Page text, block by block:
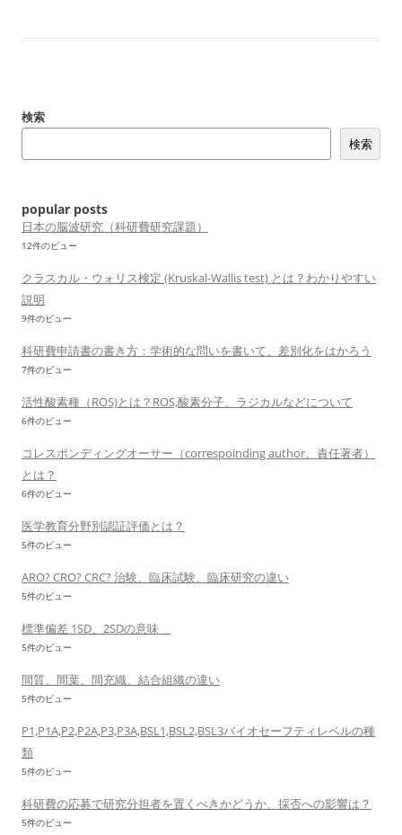
検索
検索
popular posts
日本の脳波研究（科研費研究課題）
12件のビュー
クラスカル・ウォリス検定 (Kruskal-Wallis test) とは？わかりやすい
説明
9件のビュー
科研費申請書の書き方：学術的な問いを書いて、差別化をはかろう
7件のビュー
活性酸素種（ROS)とは？ROS,酸素分子、ラジカルなどについて
6件のビュー
コレスポンディングオーサー（correspoinding author、責任著者）
とは？
6件のビュー
医学教育分野別認証評価とは？
5件のビュー
ARO? CRO? CRC? 治験、臨床試験、臨床研究の違い
5件のビュー
標準偏差 1SD、2SDの意味
5件のビュー
間質、間葉、間充織、結合組織の違い
5件のビュー
P1,P1A,P2,P2A,P3,P3A,BSL1,BSL2,BSL3バイオセーフティレベルの種
類
5件のビュー
科研費の応募で研究分担者を置くべきかどうか、採否への影響は？
5件のビュー